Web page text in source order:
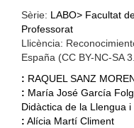
Sèrie: LABO> Facultat
Professorat
Llicència:
España (CC BY-NC-SA
: RAQUEL SANZ
: María José García
Didàctica de la Llengua
: Alícia Martí Climent